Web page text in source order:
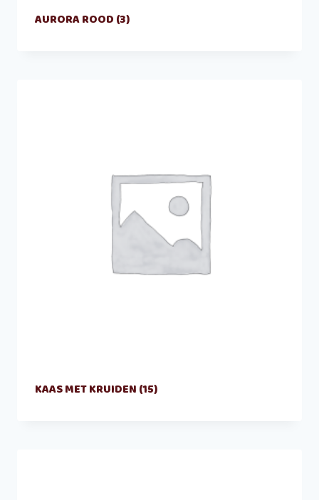
AURORA ROOD (3)
KAAS MET KRUIDEN (15)